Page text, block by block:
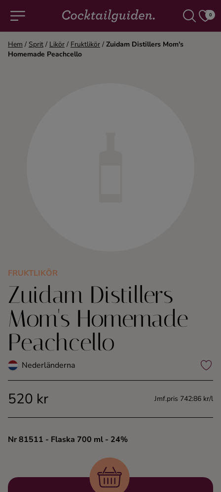
0
COCKTAILS & DRINKAR
Likör
Rom
Shots
Tequila
Vodka
Hem / Sprit / Likör / Fruktlikör / Zuidam Distillers Mom's
Homemade Peachcello
FRUKTLIKÖR
Zuidam Distillers
Mom's Homemade
Peachcello
Nederländerna
520 kr Jmf.pris 742:86 kr/l
Nr 81511 - Flaska 700 ml - 24%